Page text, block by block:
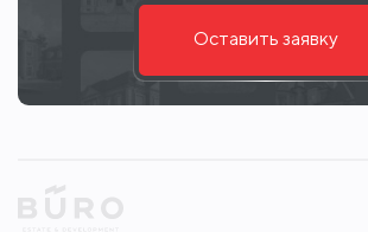
Оставить заявку